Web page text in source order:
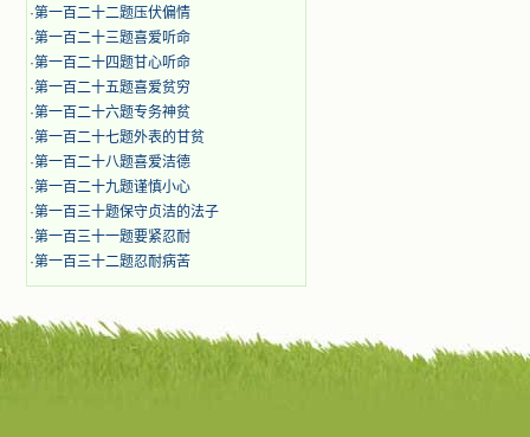
·第一百二十二题压伏偏情
·第一百二十三题喜爱听命
·第一百二十四题甘心听命
·第一百二十五题喜爱贫穷
·第一百二十六题专务神贫
·第一百二十七题外表的甘贫
·第一百二十八题喜爱洁德
·第一百二十九题谨慎小心
·第一百三十题保守贞洁的法子
·第一百三十一题要紧忍耐
·第一百三十二题忍耐病苦